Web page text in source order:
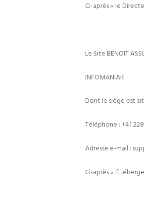
Ci-après « le
Le Site BENOIT
INFOMANIAK
Dont le siège est
Téléphone : +41
Adresse e-mail :
Ci-après «